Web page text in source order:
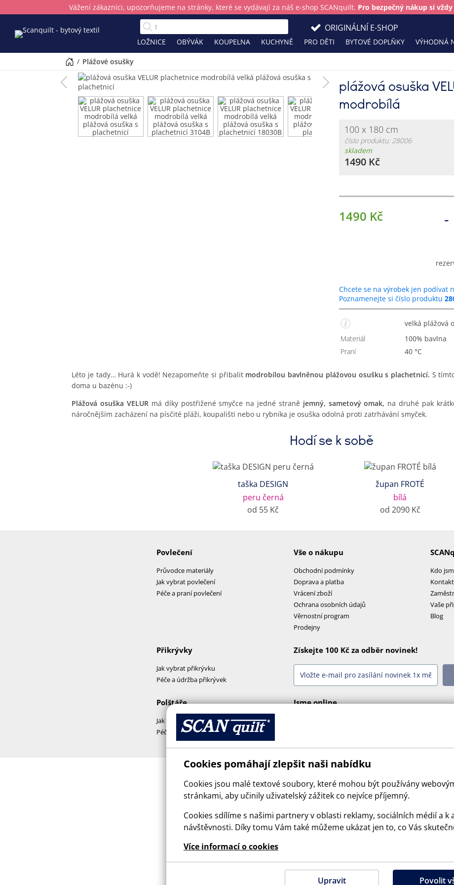
Vážení zákazníci, upozorňujeme na stránky, které se vydávají za náš e-shop SCANquilt. Pro bezpečný nákup si
LOŽNICE OBÝVÁK KOUPELNA KUCHYNĚ PRO DĚTI BYTOVÉ DOPLŇKY VÝHODNÁ
ORIGINÁLNÍ E-SHOP
/ plážové osušky
plážová osuška
modrobílá
100 x 180 cm
číslo produktu: 28006
skladem
1490 Kč
1490 Kč -
Chcete se na výrobek jen podívat
Poznamenejte si číslo produktu
velká plážová
Materiál
100% bavlna
Praní
40 °C
Léto je tady… Hurá k vodě! Nezapomeňte si přibalit modrobílou bavlněnou plážovou osušku s plachetnicí. S
doma u bazénu :-)
Plážová osuška VELUR má díky postřižené smyčce na jedné straně jemný, sametový omak, na druhé pak
náročnějším zacházení na písčité pláži, koupališti nebo u rybníka je osuška odolná proti zatrhávání smyček.
Hodí se k sobě
taška DESIGN
peru černá
od 55 Kč
župan FROTÉ
bílá
od 2090 Kč
Povlečení
Průvodce materiály
Jak vybrat povlečení
Péče a praní povlečení
Vše o nákupu
Obchodní podmínky
Doprava a platba
Vrácení zboží
Ochrana osobních údajů
Věrnostní program
Prodejny
Kdo
Kontakt
Vaše
Blog
Přikrývky
Jak vybrat přikrývku
Péče a údržba přikrývek
Polštáře
Jak vybrat polštář
Péče a praní polštářů
Získejte 100 Kč za odběr novinek!
Jsme online
© 2026 SCANquilt - všechna práva vyhrazena
This site is protected by reCAPTCHA and the Google
Cookies pomáhají zlepšit naši nabídku
Cookies jsou malé textové soubory, které mohou být používány
stránkami, aby učinily uživatelský zážitek co nejvíce příjemný.
Cookies sdílíme s našimi partnery v oblasti reklamy, sociálních médií a k
návštěvnosti. Díky tomu Vám také můžeme ukázat jen to, co Vás
Více informací o cookies
Upravit Povolit